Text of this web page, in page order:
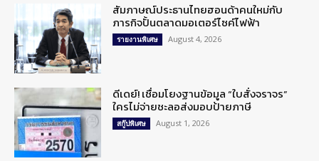
สัมภาษณ์ประธานไทยฮอนด้าคนใหม่กับ
ภารกิจปั้นตลาดมอเตอร์ไซค์ไฟฟ้า
รายงานพิเศษ August 4, 2026
ดีเดย์! เชื่อมโยงฐานข้อมูล “ใบสั่งจราจร”
ใครไม่จ่ายชะลอส่งมอบป้ายภาษี
สกู๊ปพิเศษ August 1, 2026